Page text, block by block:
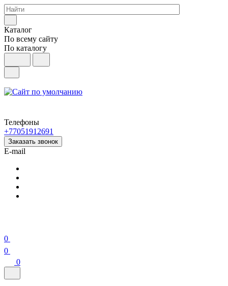
Каталог
По всему сайту
По каталогу
Телефоны
+77051912691
Заказать звонок
E-mail
0
0
0